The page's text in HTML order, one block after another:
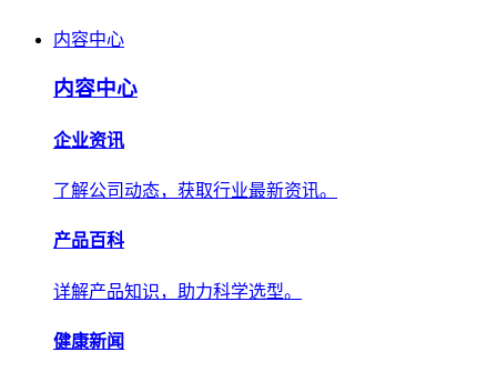
内容中心
内容中心
企业资讯
了解公司动态，获取行业最新资讯。
产品百科
详解产品知识，助力科学选型。
健康新闻